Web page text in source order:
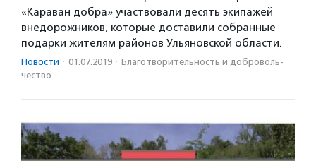
«Караван добра» участвовали десять экипажей
внедорожников, которые доставили собранные
подарки жителям районов Ульяновской области.
Новости · 01.07.2019 · Благотвори­тель­ность и доброволь­
чест­во